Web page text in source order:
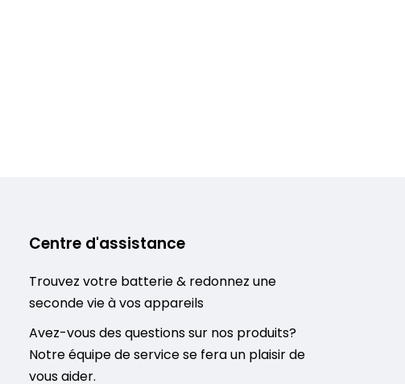
Centre d'assistance
Trouvez votre batterie & redonnez une
seconde vie à vos appareils
Avez-vous des questions sur nos produits?
Notre équipe de service se fera un plaisir de
vous aider.